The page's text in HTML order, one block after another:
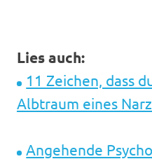
Lies auch:
11 Zeichen, dass
Albtraum eines
Angehende